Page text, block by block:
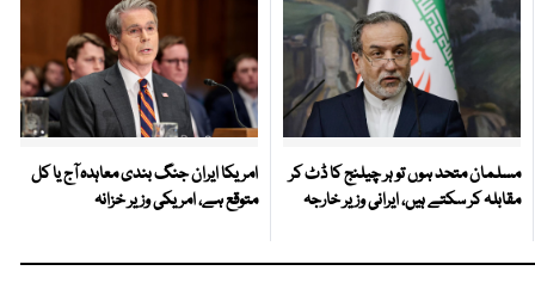
مسلمان متحد ہوں تو ہر چیلنج کا ڈٹ کر
مقابلہ کر سکتے ہیں، ایرانی وزیر خارجہ
امریکا ایران جنگ بندی معاہدہ آج یا کل
متوقع ہے، امریکی وزیر خزانہ